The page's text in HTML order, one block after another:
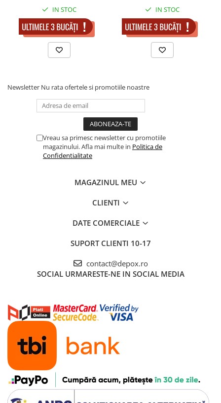
IN STOC
ADAUGA IN COS
IN STOC
ADAUGA IN COS
Newsletter Nu rata ofertele si promotiile noastre
Vreau sa primesc newsletter cu promotiile
magazinului. Afla mai multe in Politica de
Confidentialitate
MAGAZINUL MEU
CLIENTI
DATE COMERCIALE
SUPORT CLIENTI 10-17
contact@depox.ro
SOCIAL URMARESTE-NE IN SOCIAL MEDIA